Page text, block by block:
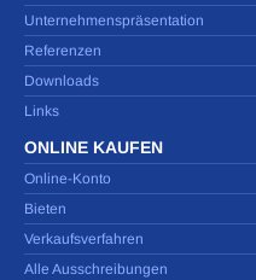
Unternehmenspräsentation
Referenzen
Downloads
Links
ONLINE KAUFEN
Online-Konto
Bieten
Verkaufsverfahren
Alle Ausschreibungen